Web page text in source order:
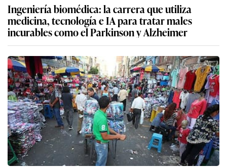
Ingeniería biomédica: la carrera que utiliza
medicina, tecnología e IA para tratar males
incurables como el Parkinson y Alzheimer